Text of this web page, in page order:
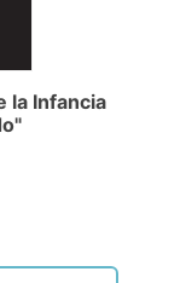
la Infancia